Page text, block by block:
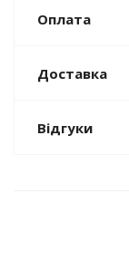
Оплата
Доставка
Відгуки